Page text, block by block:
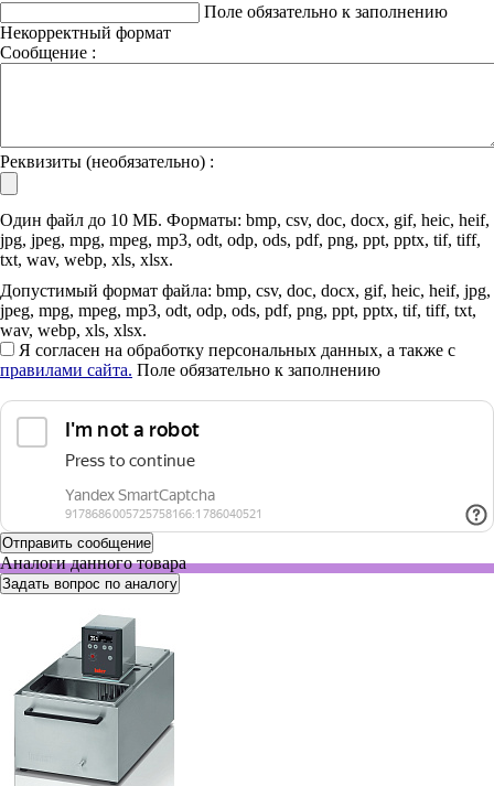
Поле обязательно к заполнению
Некорректный формат
Сообщение :
Реквизиты (необязательно) :
Один файл до 10 МБ. Форматы: bmp, csv, doc, docx, gif, heic, heif,
jpg, jpeg, mpg, mpeg, mp3, odt, odp, ods, pdf, png, ppt, pptx, tif, tiff,
txt, wav, webp, xls, xlsx.
Допустимый формат файла: bmp, csv, doc, docx, gif, heic, heif, jpg,
jpeg, mpg, mpeg, mp3, odt, odp, ods, pdf, png, ppt, pptx, tif, tiff, txt,
wav, webp, xls, xlsx.
Я согласен на обработку персональных данных, а также с
правилами сайта. Поле обязательно к заполнению
Аналоги данного товара
Задать вопрос по аналогу